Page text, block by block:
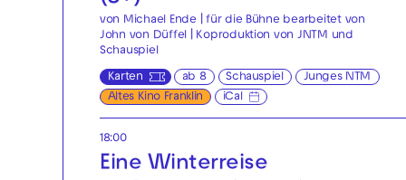
von Michael Ende | für die Bühne bearbeitet von
John von Düffel | Koproduktion von JNTM und
Schauspiel
Karten ab 8 Schauspiel
Junges NTM
Altes Kino Franklin
iCal
18:00
Eine Winterreise